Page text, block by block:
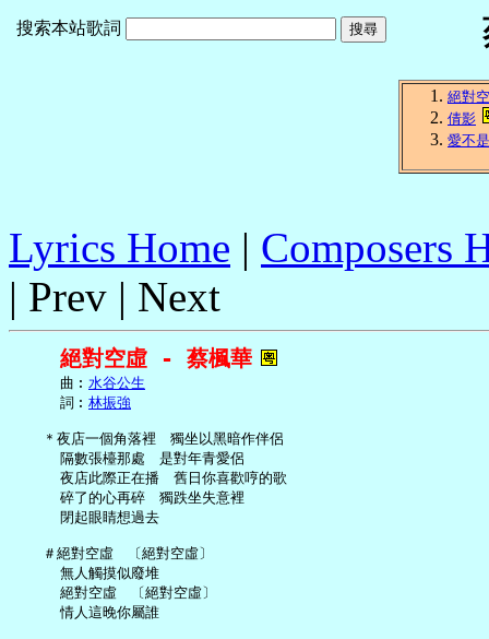
搜索本站歌詞
絕對
倩影
愛不
Lyrics Home | Composers
| Prev | Next
絕對空虛 - 蔡楓華
     曲︰
水谷公生
     詞︰
林振強
   ＊夜店一個角落裡　獨坐以黑暗作伴侶
     隔數張檯那處　是對年青愛侶
     夜店此際正在播　舊日你喜歡哼的歌
     碎了的心再碎　獨跌坐失意裡
     閉起眼睛想過去
   ＃絕對空虛　〔絕對空虛〕
     無人觸摸似廢堆
     絕對空虛　〔絕對空虛〕
     情人這晚你屬誰